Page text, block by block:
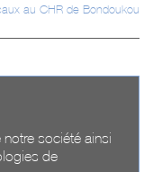
au CHR de Bondoukou
notre société ainsi
de